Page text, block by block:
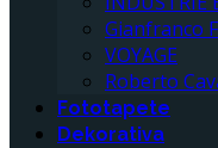
Gianfranco
VOYAGE
Roberto
Fototapete
Dekorativa